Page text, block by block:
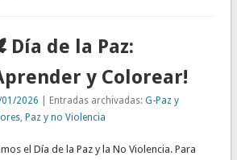
Día de la Paz:
y Colorear!
2026 | Entradas archivadas:G-Paz y
, Paz y no Violencia
el Día de la Paz y la No Violencia. Para